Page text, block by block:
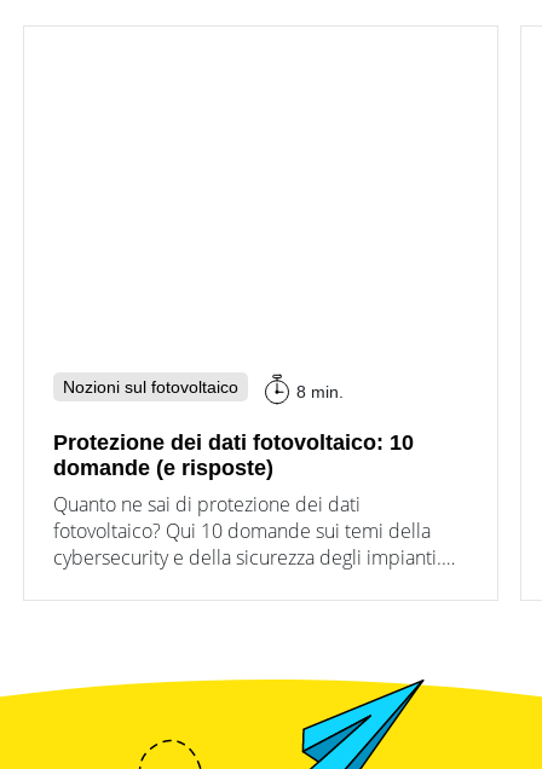
Nozioni sul fotovoltaico 8 min.
Protezione dei dati fotovoltaico: 10
domande (e risposte)
Quanto ne sai di protezione dei dati
fotovoltaico? Qui 10 domande sui temi della
cybersecurity e della sicurezza degli impianti.